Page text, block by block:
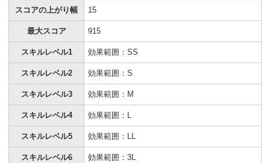
スコアの上がり幅 15
最大スコア 915
スキルレベル1 効果範囲：SS
スキルレベル2 効果範囲：S
スキルレベル3 効果範囲：M
スキルレベル4 効果範囲：L
スキルレベル5 効果範囲：LL
スキルレベル6 効果範囲：3L